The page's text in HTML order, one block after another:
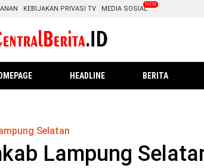
KEBIJAKAN PRIVASI TV MEDIA SOSIAL
HEADLINE BERITA
Selatan
Lampung